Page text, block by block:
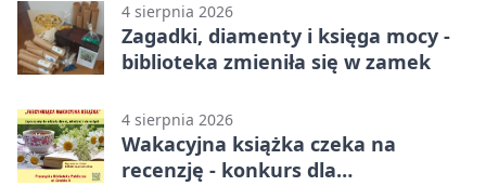
4 sierpnia 2026
Zagadki, diamenty i księga mocy -
biblioteka zmieniła się w zamek
4 sierpnia 2026
Wakacyjna książka czeka na
recenzję - konkurs dla